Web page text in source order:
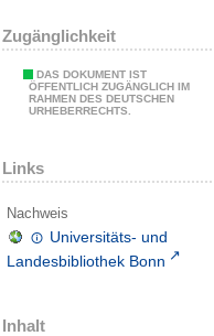
Zugänglichkeit
DAS DOKUMENT IST
ÖFFENTLICH ZUGÄNGLICH IM
RAHMEN DES DEUTSCHEN
URHEBERRECHTS.
Links
Nachweis
Universitäts- und
Landesbibliothek Bonn
Inhalt